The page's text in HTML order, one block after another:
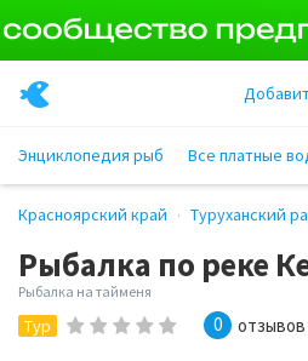
Энциклопедия рыб Все платные
Красноярский край Туруханский
Рыбалка по реке
Рыбалка на тайменя
Тур 0 отзывов